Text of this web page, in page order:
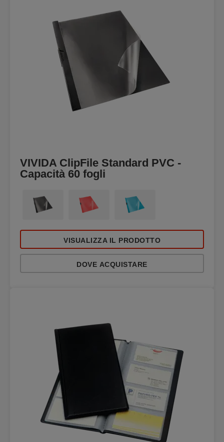
VIVIDA ClipFile Standard PVC -
Capacità 60 fogli
VISUALIZZA IL PRODOTTO
DOVE ACQUISTARE